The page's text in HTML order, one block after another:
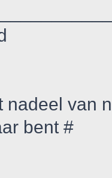
nadeel van
bent #